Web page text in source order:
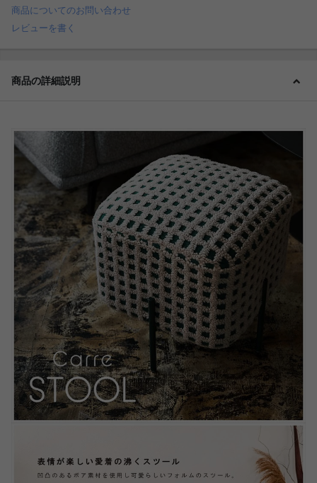
商品についてのお問い合わせ
レビューを書く
商品の詳細説明